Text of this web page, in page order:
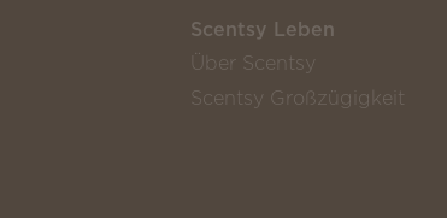
Scentsy Leben
Über Scentsy
Scentsy Großzügigkeit